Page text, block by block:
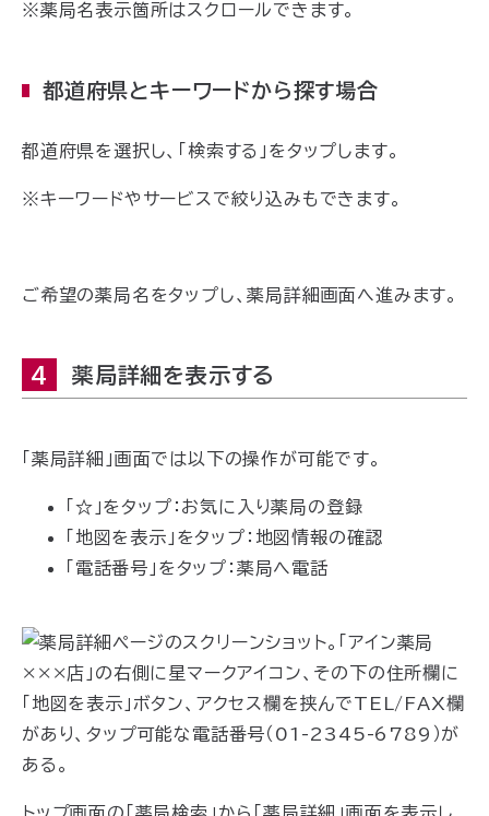
※薬局名表示箇所はスクロールできます。
都道府県とキーワードから探す場合
都道府県を選択し、「検索する」をタップします。
※キーワードやサービスで絞り込みもできます。
ご希望の薬局名をタップし、薬局詳細画面へ進みます。
4 薬局詳細を表示する
「薬局詳細」画面では以下の操作が可能です。
「☆」をタップ：お気に入り薬局の登録
「地図を表示」をタップ：地図情報の確認
「電話番号」をタップ：薬局へ電話